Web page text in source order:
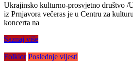
Ukrajinsko kulturno-prosvjetno društvo /
iz Prnjavora večeras je u Centru za
koncerta na
Saznaj više
Folklor Poslednje vijesti